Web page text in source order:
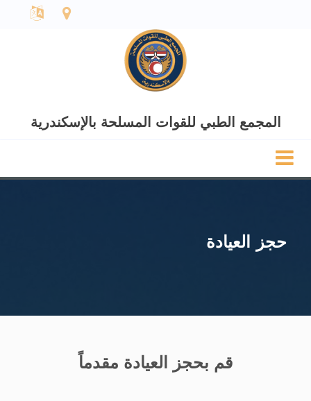
المجمع الطبي للقوات المسلحة بالإسكندرية
حجز العيادة
قم بحجز العيادة مقدماً